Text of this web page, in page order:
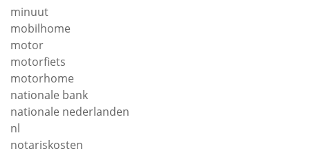
minuut
mobilhome
motor
motorfiets
motorhome
nationale bank
nationale nederlanden
nl
notariskosten